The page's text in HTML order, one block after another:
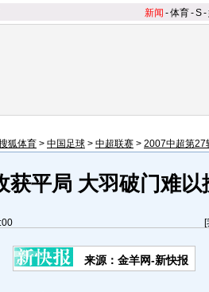
新闻 -体育-S-
狐体育 > 中国足球 > 中超联赛 > 2007中超第27
获平局 大羽破门难
[
来源：金羊网-新快报